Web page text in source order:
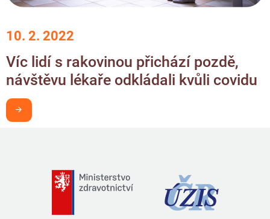
10. 2. 2022
Víc lidí s rakovinou přichází pozdě,
návštěvu lékaře odkládali kvůli covidu